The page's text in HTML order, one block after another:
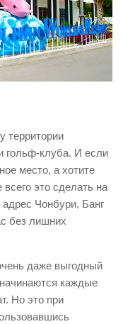
территории
гольф-клуба. И если
место, а хотите
это сделать на
адрес Чонбури, Банг
без лишних
даже выгодный
каждые
Но это при